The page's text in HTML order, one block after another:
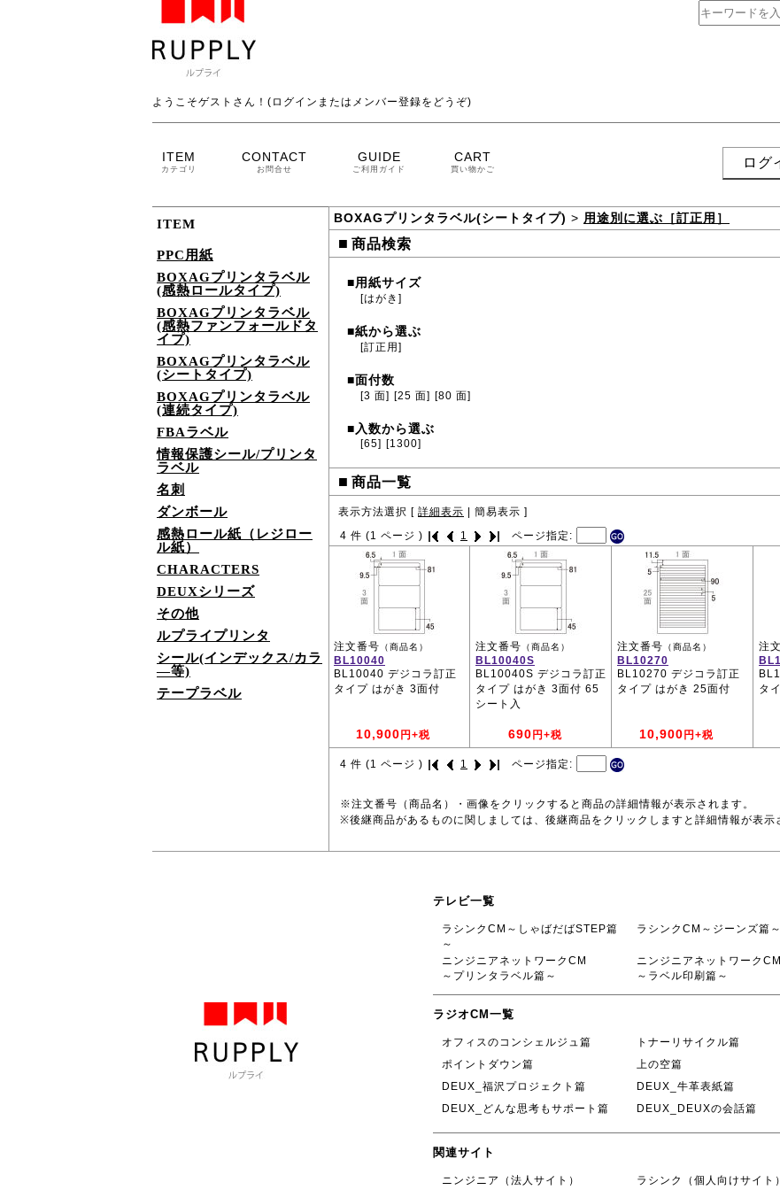
ようこそゲストさん！(ログインまたはメンバー登録をどうぞ)
ITEM
カテゴリ
CONTACT
お問合せ
GUIDE
ご利用ガイド
CART
買い物かご ログ
ITEM
PPC用紙
BOXAGプリンタラベル
(感熱ロールタイプ)
BOXAGプリンタラベル
(感熱ファンフォールドタ
イプ)
BOXAGプリンタラベル
(シートタイプ)
BOXAGプリンタラベル
(連続タイプ)
FBAラベル
情報保護シール/プリンタ
ラベル
名刺
ダンボール
感熱ロール紙（レジロー
ル紙）
CHARACTERS
DEUXシリーズ
その他
ルプライプリンタ
シール(インデックス/カラ
―等)
テープラベル
BOXAGプリンタラベル(シートタイプ) > 用途別に選ぶ［訂正用］
■ 商品検索
■用紙サイズ
[はがき]
■紙から選ぶ
[訂正用]
■面付数
[3 面] [25 面] [80 面]
■ 入数から選ぶ
[65] [1300]
■ 商品一覧
表示方法選択 [ 詳細表示 簡易表示 ]
4 件 (1 ページ ) 1 ページ指定:
注文番号 （商品名）
BL10040
BL10040 デジコラ訂正
タイプ はがき 3面付
10,900 円+税
注文番号 （商品名）
BL10040S
BL10040S デジコラ訂正
タイプ はがき 3面付 65
シート入
690 円+税
注文番号 （商品名）
BL10270
BL10270 デジコラ訂正
タイプ はがき 25面付
10,900 円+税
注
タ
4 件 (1 ページ ) 1 ページ指定:
※注文番号（商品名）・画像をクリックすると商品の詳細情報が表示されます。
※後継商品があるものに関しましては、後継商品をクリックしますと詳細情報が表示
テレビ一覧
ラシンクCM～しゃばだばSTEP篇
～
ラシンクCM～ジーンズ篇～
ニンジニアネットワークCM
～プリンタラベル篇～
ニンジニアネットワークCM
～ラベル印刷篇～
ラジオCM一覧
オフィスのコンシェルジュ篇 トナーリサイクル篇
ポイントダウン篇
上の空篇
DEUX_福沢プロジェクト篇
DEUX_牛革表紙篇
DEUX_どんな思考もサポート篇
DEUX_DEUXの会話篇
関連サイト
ニンジニア（法人サイト） ラシンク（個人向けサイト）